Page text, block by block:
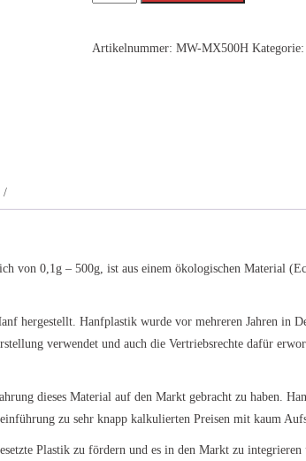
500
Artikelnummer: MW-MX500H Kategorie:
von 0,1g – 500g, ist aus einem ökologischen Material
hergestellt. Hanfplastik wurde vor mehreren Jahren in
verwendet und auch die Vertriebsrechte dafür
dieses Material auf den Markt gebracht zu haben.
zu sehr knapp kalkulierten Preisen mit kaum
Plastik zu fördern und es in den Markt zu